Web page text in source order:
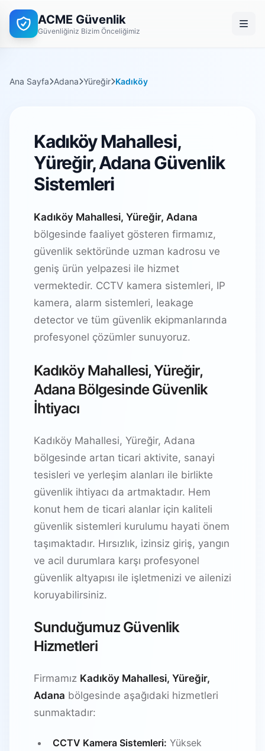
ACME Güvenlik
Güvenliğiniz Bizim Önceliğimiz
Ana Sayfa Adana Yüreğir Kadıköy
Kadıköy Mahallesi,
Yüreğir, Adana Güvenlik
Sistemleri
Kadıköy Mahallesi, Yüreğir, Adana
bölgesinde faaliyet gösteren firmamız,
güvenlik sektöründe uzman kadrosu ve
geniş ürün yelpazesi ile hizmet
vermektedir. CCTV kamera sistemleri, IP
kamera, alarm sistemleri, leakage
detector ve tüm güvenlik ekipmanlarında
profesyonel çözümler sunuyoruz.
Kadıköy Mahallesi, Yüreğir,
Adana Bölgesinde Güvenlik
İhtiyacı
Kadıköy Mahallesi, Yüreğir, Adana
bölgesinde artan ticari aktivite, sanayi
tesisleri ve yerleşim alanları ile birlikte
güvenlik ihtiyacı da artmaktadır. Hem
konut hem de ticari alanlar için kaliteli
güvenlik sistemleri kurulumu hayati önem
taşımaktadır. Hırsızlık, izinsiz giriş, yangın
ve acil durumlara karşı profesyonel
güvenlik altyapısı ile işletmenizi ve ailenizi
koruyabilirsiniz.
Sunduğumuz Güvenlik
Hizmetleri
Firmamız Kadıköy Mahallesi, Yüreğir,
Adana bölgesinde aşağıdaki hizmetleri
sunmaktadır:
CCTV Kamera Sistemleri: Yüksek